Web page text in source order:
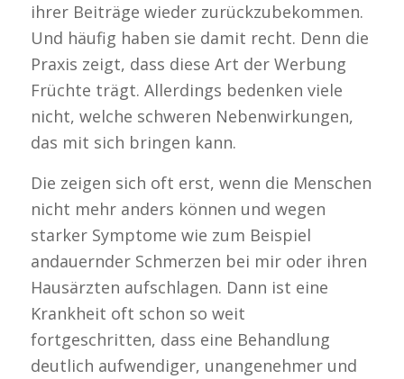
ihrer Beiträge wieder zurückzubekommen.
Und häufig haben sie damit recht. Denn die
Praxis zeigt, dass diese Art der Werbung
Früchte trägt. Allerdings bedenken viele
nicht, welche schweren Nebenwirkungen,
das mit sich bringen kann.
Die zeigen sich oft erst, wenn die Menschen
nicht mehr anders können und wegen
starker Symptome wie zum Beispiel
andauernder Schmerzen bei mir oder ihren
Hausärzten aufschlagen. Dann ist eine
Krankheit oft schon so weit
fortgeschritten, dass eine Behandlung
deutlich aufwendiger, unangenehmer und